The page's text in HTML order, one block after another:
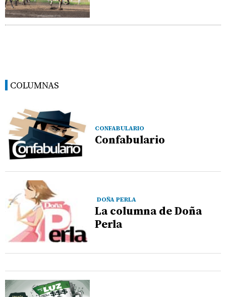
COLUMNAS
CONFABULARIO
Confabulario
DOÑA PERLA
La columna de Doña
Perla